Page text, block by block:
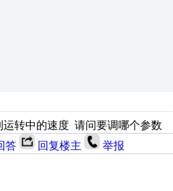
转中的速度 请问要调哪个参数
答 回复楼主 举报